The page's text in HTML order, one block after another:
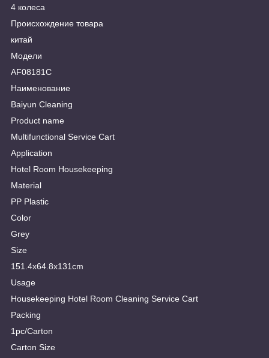
4 колеса
Происхождение товара
китай
Модели
AF08181C
Наименование
Baiyun Cleaning
Product name
Multifunctional Service Cart
Application
Hotel Room Housekeeping
Material
PP Plastic
Color
Grey
Size
151.4x64.8x131cm
Usage
Housekeeping Hotel Room Cleaning Service Cart
Packing
1pc/Carton
Carton Size